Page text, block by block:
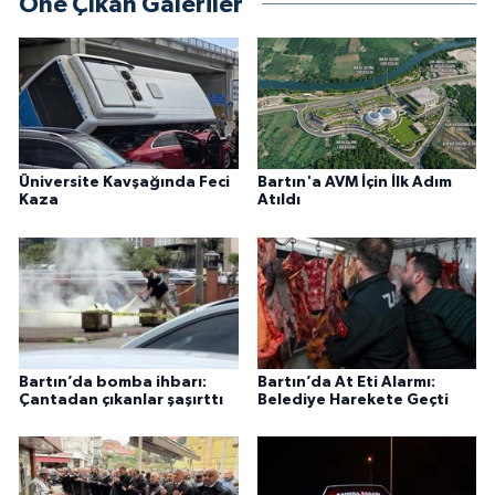
Üniversite Kavşağında Feci
Kaza
Bartın'a AVM İçin İlk Adım
Atıldı
Bartın’da bomba ihbarı:
Çantadan çıkanlar şaşırttı
Bartın’da At Eti Alarmı:
Belediye Harekete Geçti